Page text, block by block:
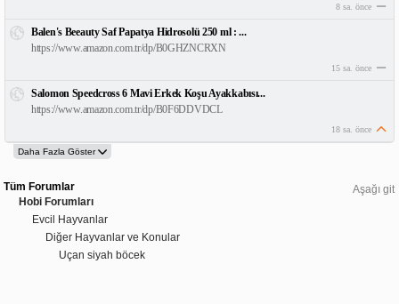
8 sa. önce
Balen's Beeauty Saf Papatya Hidrosolü 250 ml : ...
https://www.amazon.com.tr/dp/B0GHZNCRXN
15 sa. önce
Salomon Speedcross 6 Mavi Erkek Koşu Ayakkabısı...
https://www.amazon.com.tr/dp/B0F6DDVDCL
18 sa. önce
Aşağı git
Tüm Forumlar
Hobi Forumları
Evcil Hayvanlar
Diğer Hayvanlar ve Konular
Uçan siyah böcek